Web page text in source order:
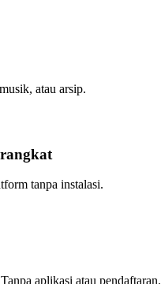
atau arsip.
tanpa instalasi.
aplikasi atau pendaftaran.